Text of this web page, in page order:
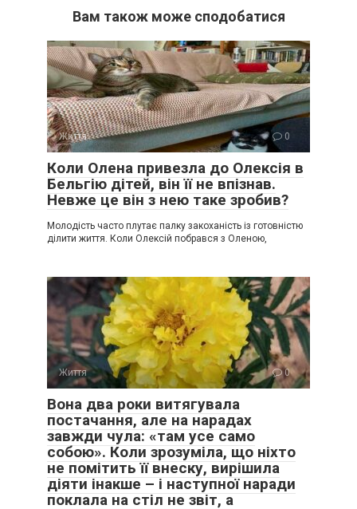
Вам також може сподобатися
Життя 0
Коли Олена привезла до Олексія в
Бельгію дітей, він її не впізнав.
Невже це він з нею таке зробив?
Молодість часто плутає палку закоханість із готовністю
ділити життя. Коли Олексій побрався з Оленою,
Життя 0
Вона два роки витягувала
постачання, але на нарадах
завжди чула: «там усе само
собою». Коли зрозуміла, що ніхто
не помітить її внеску, вирішила
діяти інакше – і наступної наради
поклала на стіл не звіт, а